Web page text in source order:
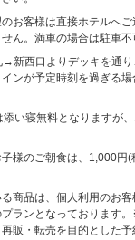
お客様は直接ホテルへ
ん。満車の場合は駐車
新西口よりデッキを通り
ンが予定時刻を過ぎる場
い寝無料となりますが
様のご朝食は、1,000円(
商品は、個人利用のお客
ランとなっております
販・転売を目的とした予